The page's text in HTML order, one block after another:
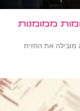
ממומנות
מובילה את החזית